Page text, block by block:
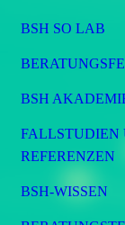
BSH SO LAB
BSH
FALLSTUDIEN
REFERENZEN
BSH-WISSEN